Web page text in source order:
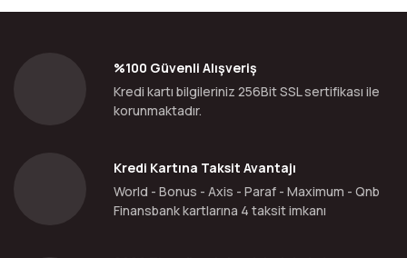
%100 Güvenli Alışveriş
Kredi kartı bilgileriniz 256Bit SSL sertifikası ile
korunmaktadır.
Kredi Kartına Taksit Avantajı
World - Bonus - Axis - Paraf - Maximum - Qnb
Finansbank kartlarına 4 taksit imkanı